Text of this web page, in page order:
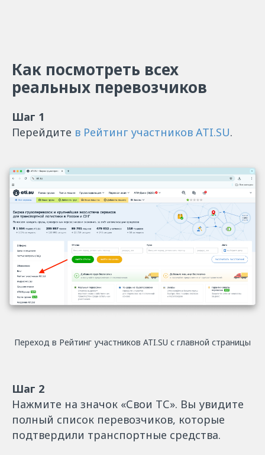
Как посмотреть всех
реальных перевозчиков
Шаг 1
Перейдите в Рейтинг участников ATI.SU.
Переход в Рейтинг участников ATI.SU с главной страницы
Шаг 2
Нажмите на значок «Свои ТС». Вы увидите
полный список перевозчиков, которые
подтвердили транспортные средства.